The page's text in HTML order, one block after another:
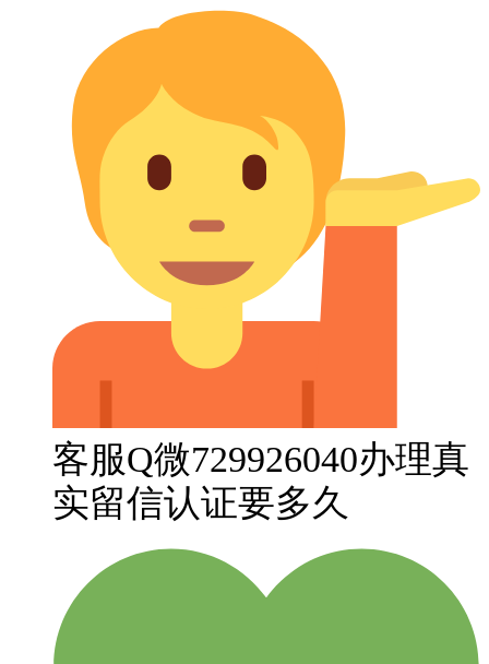
客服Q微729926040办理真
实留信认证要多久